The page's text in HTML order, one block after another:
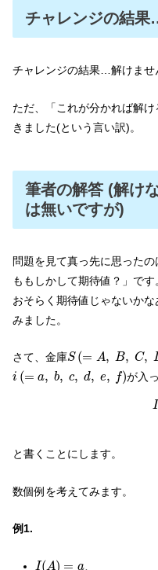
チャレンジの結
チャレンジの結果…解けませ
ただ、「これが分かれば解
きました(という言い訳)。
筆者の解答 (解け
は無いですが)
問題を見て真っ先に思った
ももしかして期待値？」です
おそらく期待値じゃないか
みました。
さて、金庫S (= A, B, C,
S (= C D
i (= a, b, c, d, e, f)
i( = e が入
I
と書くことにします。
数個例を考えてみます。
例1.
I(A) = a
I(A)=